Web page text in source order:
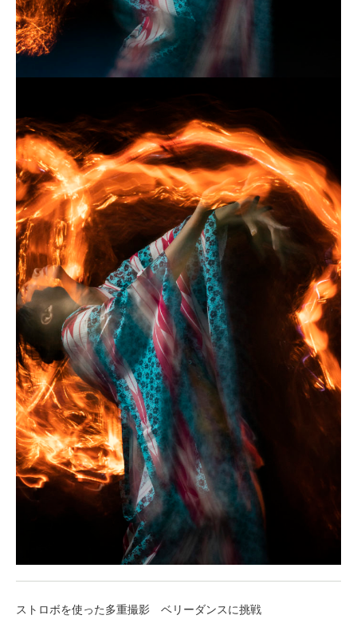
ストロボを使った多重撮影 ベリーダンスに挑戦